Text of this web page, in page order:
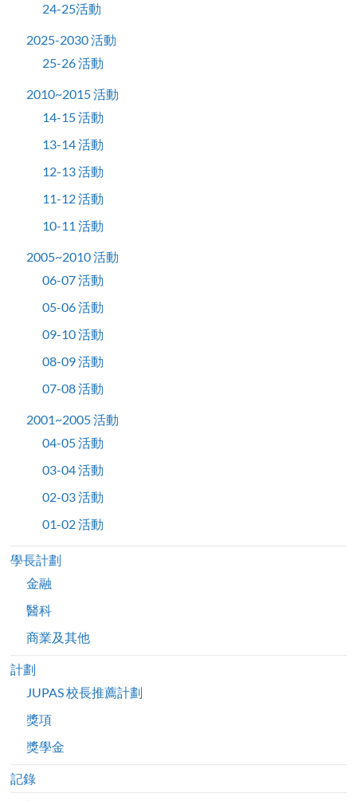
24-25活動
2025-2030 活動
25-26 活動
2010~2015 活動
14-15 活動
13-14 活動
12-13 活動
11-12 活動
10-11 活動
2005~2010 活動
06-07 活動
05-06 活動
09-10 活動
08-09 活動
07-08 活動
2001~2005 活動
04-05 活動
03-04 活動
02-03 活動
01-02 活動
學長計劃
金融
醫科
商業及其他
計劃
JUPAS 校長推薦計劃
獎項
獎學金
記錄